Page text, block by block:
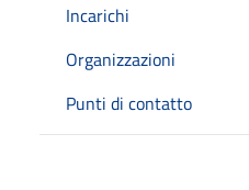
Incarichi
Organizzazioni
Punti di contatto